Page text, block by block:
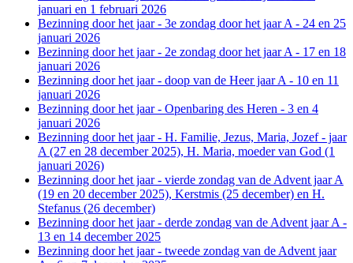
januari en 1 februari 2026
Bezinning door het jaar - 3e zondag door het jaar A - 24 en 25
januari 2026
Bezinning door het jaar - 2e zondag door het jaar A - 17 en 18
januari 2026
Bezinning door het jaar - doop van de Heer jaar A - 10 en 11
januari 2026
Bezinning door het jaar - Openbaring des Heren - 3 en 4
januari 2026
Bezinning door het jaar - H. Familie, Jezus, Maria, Jozef - jaar
A (27 en 28 december 2025), H. Maria, moeder van God (1
januari 2026)
Bezinning door het jaar - vierde zondag van de Advent jaar A
(19 en 20 december 2025), Kerstmis (25 december) en H.
Stefanus (26 december)
Bezinning door het jaar - derde zondag van de Advent jaar A -
13 en 14 december 2025
Bezinning door het jaar - tweede zondag van de Advent jaar